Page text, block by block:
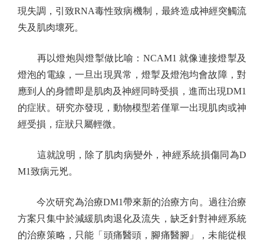
現失調，引致RNA毒性致病機制，最終造成神經突觸流
失及肌肉壞死。
再以燈炮與燈掣做比喻：NCAM1 就像連接燈掣及
燈泡的電線，一旦出現異常，燈掣及燈泡均會故障，對
應到人的身體即是肌肉及神經同時受損，進而出現DM1
的症狀。研究亦發現，動物模型若僅單一出現肌肉或神
經受損，症狀只屬輕微。
這就說明，除了肌肉病變外，神經系統損傷同為D
M1致病元兇。
今次研究為治療DM1帶來新的治療方向。過往治療
方案只集中於減緩肌肉退化及流失，缺乏針對神經系統
的治療策略，只能「頭痛醫頭，腳痛醫腳」，未能從根